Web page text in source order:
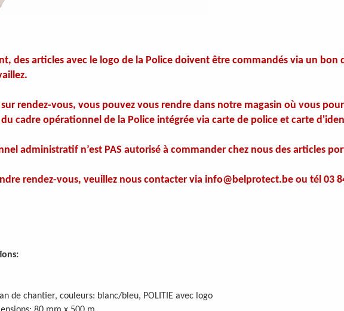
des articles avec le logo de la Police doivent être commandés via un bon
rendez-vous, vous pouvez vous rendre dans notre magasin où vous
cadre opérationnel de la Police intégrée via carte de police et carte
administratif n’est PAS autorisé à commander chez nous des articles
rendez-vous, veuillez nous contacter via info@belprotect.be ou tél 03
de chantier, couleurs: blanc/bleu, POLITIE avec logo